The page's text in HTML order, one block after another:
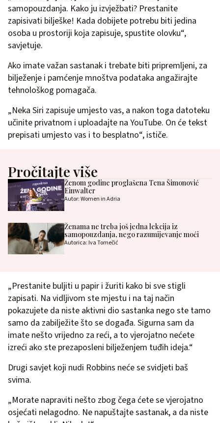
samopouzdanja. Kako ju izvježbati? Prestanite
zapisivati bilješke! Kada dobijete potrebu biti jedina
osoba u prostoriji koja zapisuje, spustite olovku“,
savjetuje.
Ako imate važan sastanak i trebate biti pripremljeni, za
bilježenje i pamćenje mnoštva podataka angažirajte
tehnološkog pomagača.
„Neka Siri zapisuje umjesto vas, a nakon toga datoteku
učinite privatnom i uploadajte na YouTube. On će tekst
prepisati umjesto vas i to besplatno“, ističe.
Pročitajte više
Ženom godine proglašena Tena Šimonović
Einwalter
Autor: Women in Adria
Ženama ne treba još jedna lekcija iz
samopouzdanja, nego razumijevanje moći
Autorica: Iva Tomečić
„Prestanite buljiti u papir i žuriti kako bi sve stigli
zapisati. Na vidljivom ste mjestu i na taj način
pokazujete da niste aktivni dio sastanka nego ste tamo
samo da zabilježite što se događa. Sigurna sam da
imate nešto vrijedno za reći, a to vjerojatno nećete
izreći ako ste prezaposleni bilježenjem tuđih ideja.“
Drugi savjet koji nudi Robbins neće se svidjeti baš
svima.
„Morate napraviti nešto zbog čega ćete se vjerojatno
osjećati nelagodno. Ne napuštajte sastanak, a da niste